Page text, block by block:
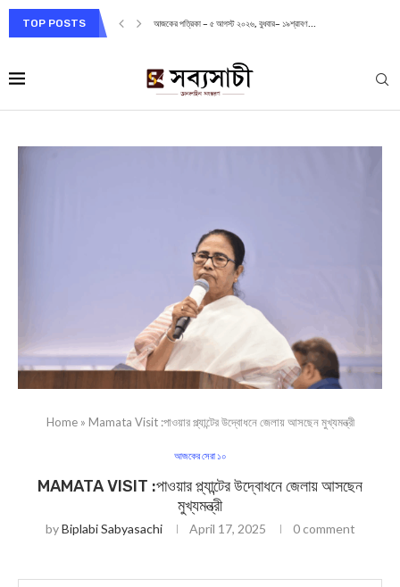
TOP POSTS আজকের পত্রিকা – ৫ আগস্ট ২০২৬, বুধবার– ১৯শ্রাবণ...
Home» Mamata Visit :পাওয়ার প্ল্যান্টের উদ্বোধনে জেলায় আসছেন মুখ্যমন্ত্রী
আজকের সেরা ১০
MAMATA VISIT :পাওয়ার প্ল্যান্টের উদ্বোধনে জেলায় আসছেন
মুখ্যমন্ত্রী
byBiplabi Sabyasachi April 17, 2025 0 comment